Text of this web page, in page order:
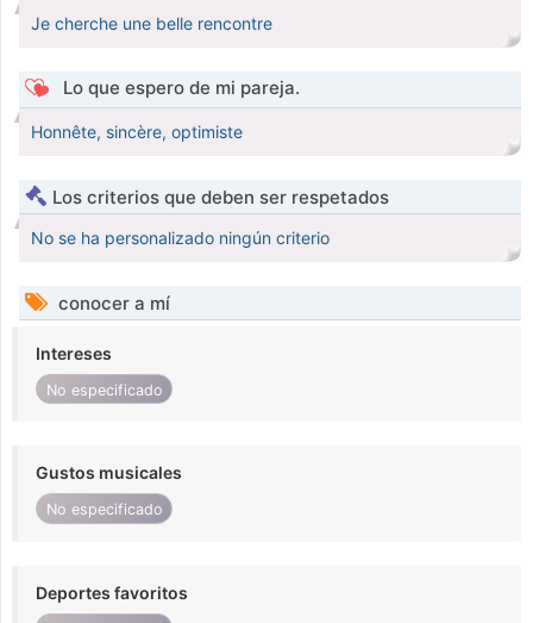
Je cherche une belle rencontre
Lo que espero de mi pareja.
Honnête, sincère, optimiste
Los criterios que deben ser respetados
No se ha personalizado ningún criterio
conocer a mí
Intereses
No especificado
Gustos musicales
No especificado
Deportes favoritos